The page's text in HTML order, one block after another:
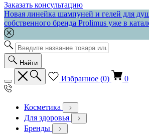
Заказать консультацию
Новая линейка шампуней и гелей для
собственного бренда Prolimus уже в
Найти
Избранное (0) 0
Косметика
Для здоровья
Бренды